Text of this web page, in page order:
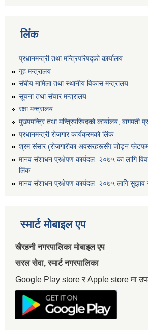
लिंक
प्रधानमन्त्री तथा मन्त्रिपरिषद्को कार्यालय
गृह मन्त्रालय
संघीय मामिला तथा स्थानीय विकास मन्त्रालय
सूचना तथा संचार मन्त्रालय
रक्षा मन्त्रालय
मुख्यमन्त्रि तथा मन्त्रिपरिषदको कार्यालय, बागमती
प्रधानमन्त्री रोजगार कार्यक्रमको लिंक
श्रम संसार (रोजगारीका अवसरहरूसँग जोड्न
मानव संशाधन प्रक्षेपण कार्यदल–२०७५ का लागि
लिंक
मानव संशाधन प्रक्षेपण कार्यदल–२०७५ लागि
स्मार्ट मोबाइल एप
खैरहनी नगरपालिका मोबाइल एप
सरल सेवा, स्मार्ट नगरपालिका
Google Play store र Apple store मा